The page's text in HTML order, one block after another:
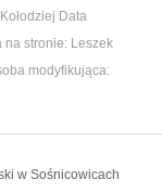
Data
na stronie: Leszek
modyfikująca:
w Sośnicowicach